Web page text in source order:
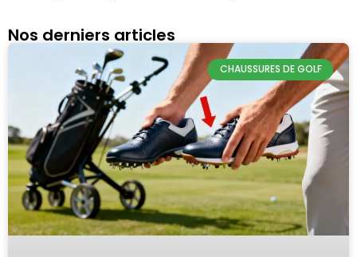
Nos derniers articles
CHAUSSURES DE GOLF